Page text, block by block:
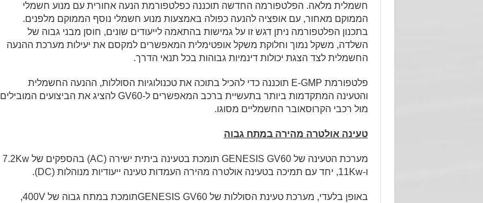
חשמלית מלאה. הפלטפורמה החדשה תוכננה כפלטפורמת הנעה אחורית עם מנוע חשמלי
הממוקם מאחור, עם אופציה להנעה כפולה באמצעות מנוע חשמלי נוסף הממוקם מלפנים.
בתכנון הפלטפורמה ניתן דגש זו על גמישות בהתאמה לייעודים שונים, חוסן מבני גבוה של
השלדה, משקל נמוך וחלוקת משקל אופטימלית המאפשרים למקסם את יעילות מערכת ההנעה
החשמלית לצד הצגת יכולות דינמיות גבוהות בכל תנאי הדרך.
פלטפורמת E-GMP תוכננה כדי להכיל בתוכה את טכנולוגיות הסוללות, ההנעה החשמלית
והטעינה המתקדמות ביותר בתעשיית ברכב המאפשרים ל-GV60 להציג את הביצועים המובילים
מול רכבי הקרוסאובר החשמליים מסוגו.
טעינה אולטרה מהירה במתח גבוה
מערכת הטעינה של GENESIS GV60 תומכת בטעינה ביתית ישירה (AC) בהספקים של 7.2Kw
ו-11Kw, יחד עם תמיכה בטעינה אולטרה מהירה העמדות טעינה ייעודיות מנוהלות (DC).
באופן בלעדי, מערכת טעינת הסוללות של GENESIS GV60תומכת במתח גבוה של 400V,